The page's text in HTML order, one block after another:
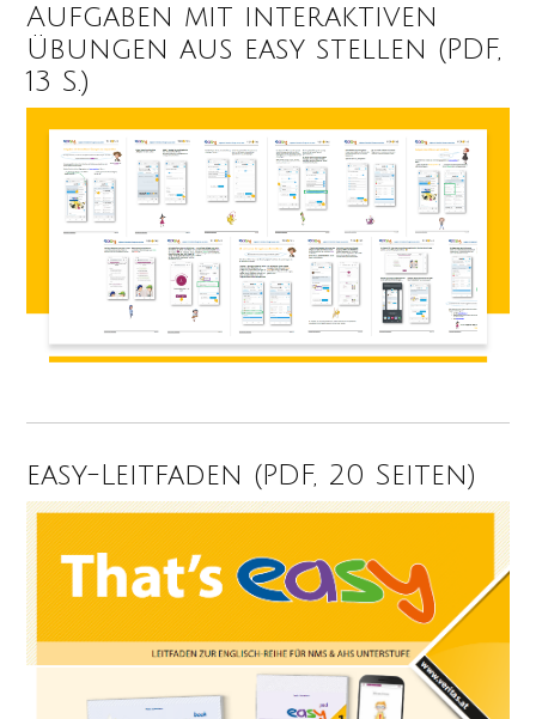
Aufgaben mit interaktiven
Übungen aus easy stellen (PDF,
13 S.)
easy-Leitfaden (PDF, 20 Seiten)